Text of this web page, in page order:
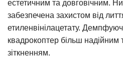
естетичним та довговічним.
забезпечена захистом від
етиленвінілацетату.
квадрокоптер більш надійним
зіткненням.